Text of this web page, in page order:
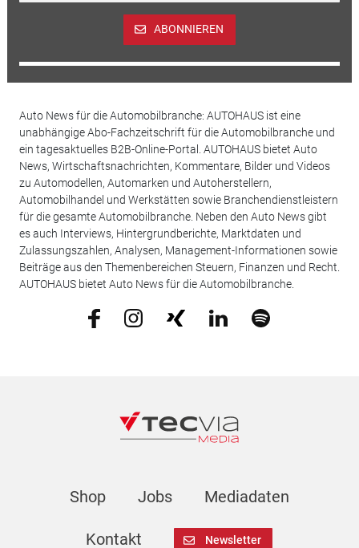
ABONNIEREN
Auto News für die Automobilbranche: AUTOHAUS ist eine
unabhängige Abo-Fachzeitschrift für die Automobilbranche und
ein tagesaktuelles B2B-Online-Portal. AUTOHAUS bietet Auto
News, Wirtschaftsnachrichten, Kommentare, Bilder und Videos
zu Automodellen, Automarken und Autoherstellern,
Automobilhandel und Werkstätten sowie Branchendienstleistern
für die gesamte Automobilbranche. Neben den Auto News gibt
es auch Interviews, Hintergrundberichte, Marktdaten und
Zulassungszahlen, Analysen, Management-Informationen sowie
Beiträge aus den Themenbereichen Steuern, Finanzen und Recht.
AUTOHAUS bietet Auto News für die Automobilbranche.
Shop Jobs Mediadaten
Kontakt Newsletter